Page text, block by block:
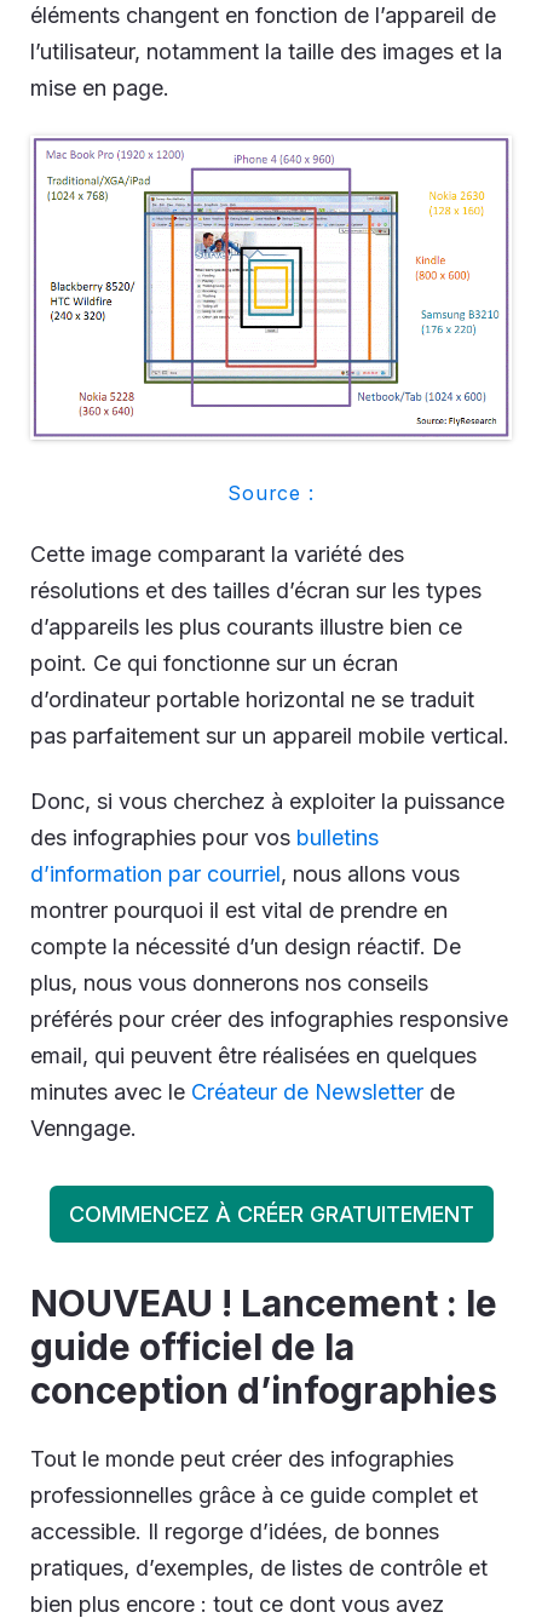
éléments changent en fonction de l’appareil de
l’utilisateur, notamment la taille des images et la
mise en page.
Source :
Cette image comparant la variété des
résolutions et des tailles d’écran sur les types
d’appareils les plus courants illustre bien ce
point. Ce qui fonctionne sur un écran
d’ordinateur portable horizontal ne se traduit
pas parfaitement sur un appareil mobile vertical.
Donc, si vous cherchez à exploiter la puissance
des infographies pour vos bulletins
d’information par courriel, nous allons vous
montrer pourquoi il est vital de prendre en
compte la nécessité d’un design réactif. De
plus, nous vous donnerons nos conseils
préférés pour créer des infographies responsive
email, qui peuvent être réalisées en quelques
minutes avec le Créateur de Newsletter de
Venngage.
COMMENCEZ À CRÉER GRATUITEMENT
NOUVEAU ! Lancement : le
guide officiel de la
conception d’infographies
Tout le monde peut créer des infographies
professionnelles grâce à ce guide complet et
accessible. Il regorge d’idées, de bonnes
pratiques, d’exemples, de listes de contrôle et
bien plus encore : tout ce dont vous avez